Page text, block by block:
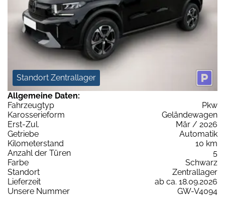
Standort Zentrallager
Allgemeine Daten:
Fahrzeugtyp
Pkw
Karosserieform
Geländewagen
Erst-Zul.
Mär / 2026
Getriebe
Automatik
Kilometerstand
10 km
Anzahl der Türen
5
Farbe
Schwarz
Standort
Zentrallager
Lieferzeit
ab ca. 18.09.2026
Unsere Nummer
GW-V4094